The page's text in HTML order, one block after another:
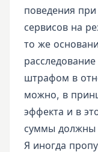
поведения
сервисов на
то же
штрафом в
можно, в
эффекта и в
суммы должны
Я иногда